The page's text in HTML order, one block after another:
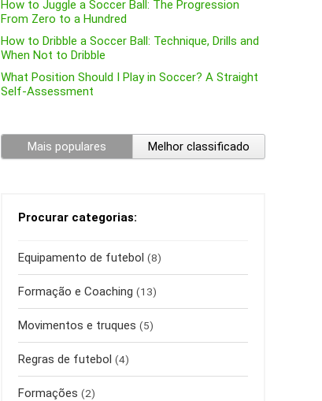
How to Juggle a Soccer Ball: The Progression
From Zero to a Hundred
How to Dribble a Soccer Ball: Technique, Drills and
When Not to Dribble
What Position Should I Play in Soccer? A Straight
Self-Assessment
Mais populares Melhor classificado
Procurar categorias:
Equipamento de futebol (8)
Formação e Coaching (13)
Movimentos e truques (5)
Regras de futebol (4)
Formações (2)